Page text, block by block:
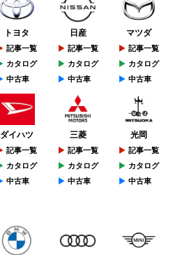
トヨタ
記事一覧
カタログ
中古車
日産
記事一覧
カタログ
中古車
マツダ
記事一覧
カタログ
中古車
ダイハツ
記事一覧
カタログ
中古車
三菱
記事一覧
カタログ
中古車
光岡
記事一覧
カタログ
中古車